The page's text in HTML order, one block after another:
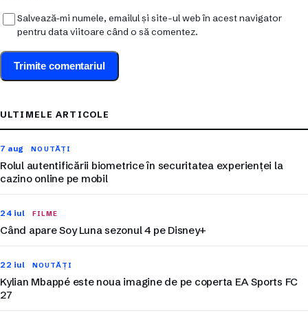
Salvează-mi numele, emailul și site-ul web în acest navigator
pentru data viitoare când o să comentez.
ULTIMELE ARTICOLE
7 aug NOUTĂȚI
Rolul autentificării biometrice în securitatea experienței la
cazino online pe mobil
24 iul FILME
Când apare Soy Luna sezonul 4 pe Disney+
22 iul NOUTĂȚI
Kylian Mbappé este noua imagine de pe coperta EA Sports FC
27